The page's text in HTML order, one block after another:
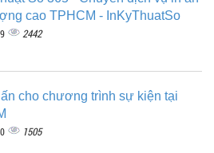
cao TPHCM - InKyThuatSo
2442
cho chương trình sự kiện tại
1505